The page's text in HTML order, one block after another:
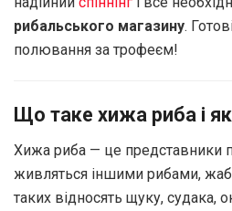
рибальського магазину.
полювання за трофеєм!
Що таке хижа риба і
Хижа риба — це представники
живляться іншими рибами,
таких відносять щуку, судака,